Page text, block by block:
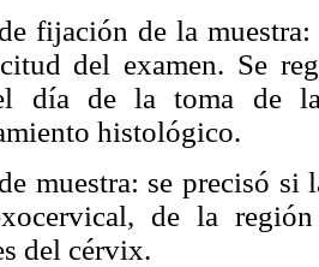
fijación de la
del examen. Se
día de la toma de
histológico.
muestra: se precisó si
de la
del cérvix.